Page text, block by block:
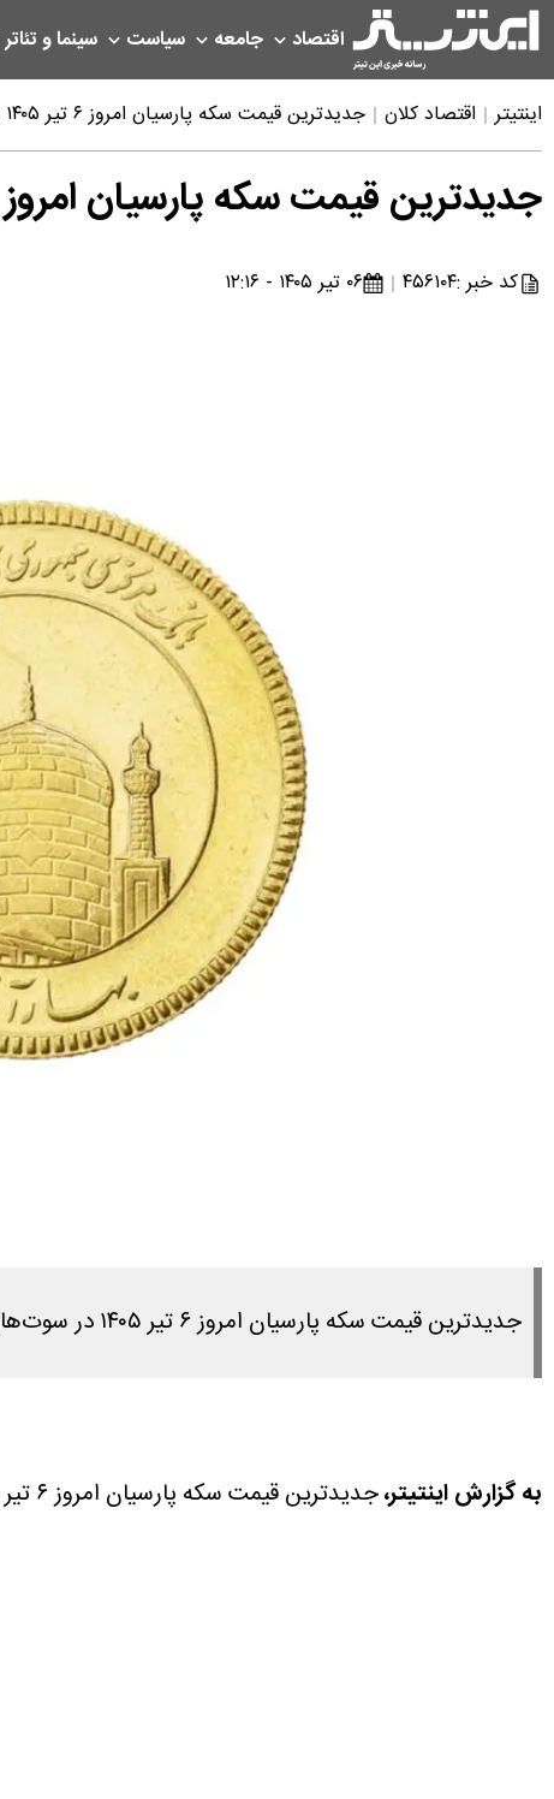
اقتصاد جامعه سیاست سینما و تئاتر
اینتیتر اقتصاد کلان جدیدترین قیمت سکه پارسیان امروز ۶ تیر ۱۴۰۵ در سوت‌های مختلف
جدیدترین قیمت سکه پارسیان امروز ۶ تیر ۱۴۰۵ در سوت‌های مختلف
کد خبر :۴۵۶۱۰۴ ۰۶ تیر ۱۴۰۵ - ۱۲:۱۶
جدیدترین قیمت سکه پارسیان امروز ۶ تیر ۱۴۰۵ در سوت‌های مختلف را در این مطلب مشاهده می کنید.
به گزارش اینتیتر،جدیدترین قیمت سکه پارسیان امروز ۶ تیر ۱۴۰۵ در سوت‌های مختلف را در این مطلب مشاهده می کنید.